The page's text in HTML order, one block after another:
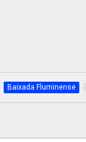
Baixada Fluminense